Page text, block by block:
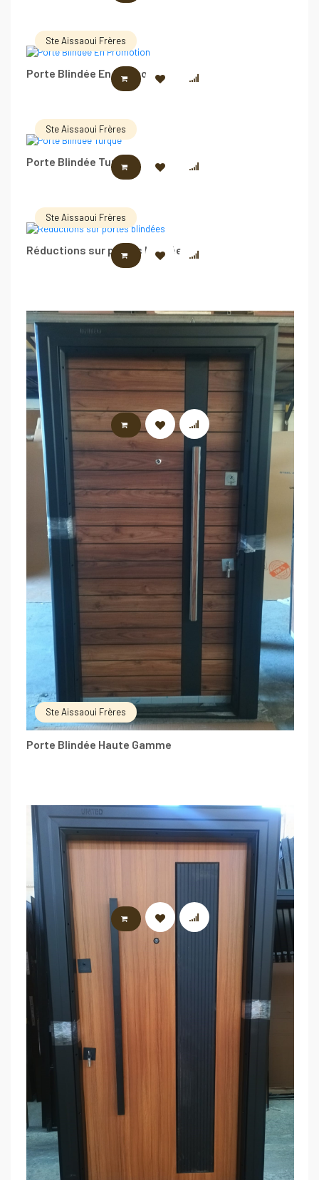
Ste Aissaoui Frères
Porte Blindée En PromotionLIRE LA SUITE
Ste Aissaoui Frères
Porte Blindée Turque LIRE LA SUITE
Ste Aissaoui Frères
Réductions sur portes blindées
LIRE LA SUITE
Ste Aissaoui Frères
Porte Blindée Haute Gamme
LIRE LA SUITE
LIRE LA SUITE